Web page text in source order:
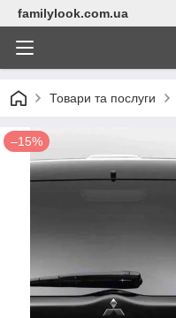
familylook.com.ua
Товари та послуги
–15%